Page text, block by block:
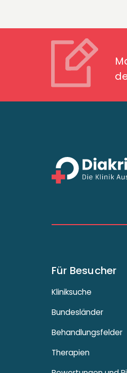
Für Besucher
Kliniksuche
Bundesländer
Behandlungsfelder
Therapien